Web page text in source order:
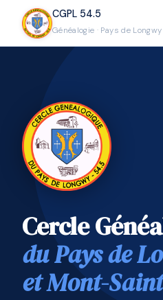
CGPL 54.5
Généalogie · Pays de Longwy
Cercle
du Pays de
et Mont-